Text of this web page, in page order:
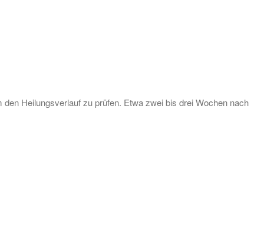
Heilungsverlauf zu prüfen. Etwa zwei bis drei Wochen nach